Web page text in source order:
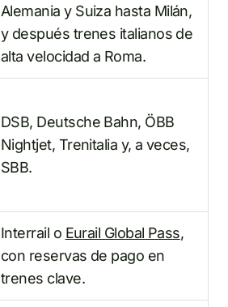
Alemania y Suiza hasta Milán,
y después trenes italianos de
alta velocidad a Roma.
DSB, Deutsche Bahn, ÖBB
Nightjet, Trenitalia y, a veces,
SBB.
Interrail o Eurail Global Pass,
con reservas de pago en
trenes clave.